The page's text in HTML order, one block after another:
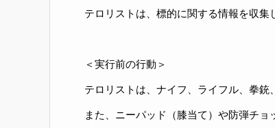
テロリストは、標的に関する情報を収集
＜実行前の行動＞
テロリストは、ナイフ、ライフル、拳銃
また、ニーパッド（膝当て）や防弾チョ